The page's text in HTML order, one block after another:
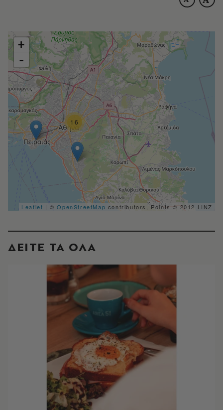
16
+
-
Leaflet | ©OpenStreetMap contributors, Points © 2012 LINZ
ΔΕΙΤΕ ΤΑ ΟΛΑ